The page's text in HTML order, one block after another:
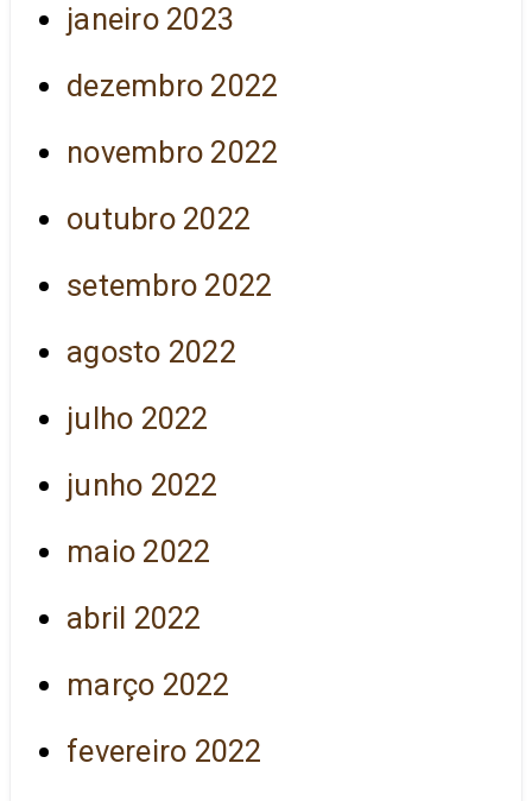
janeiro 2023
dezembro 2022
novembro 2022
outubro 2022
setembro 2022
agosto 2022
julho 2022
junho 2022
maio 2022
abril 2022
março 2022
fevereiro 2022